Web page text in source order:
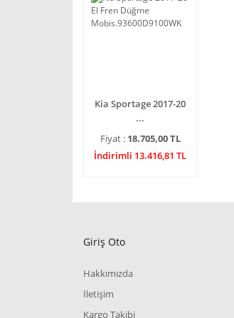
Kia Sportage 2017-20
...
Fiyat : 18.705,00 TL
İndirimli 13.416,81 TL
Giriş Oto
Hakkımızda
İletişim
Kargo Takibi